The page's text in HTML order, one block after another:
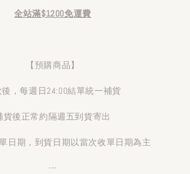
全站滿$1200免運費
【預購商品】
，每週日24:00結單統一補貨
貨後正常約隔週五到貨寄出
日期，到貨日期以當次收單日期為主
---